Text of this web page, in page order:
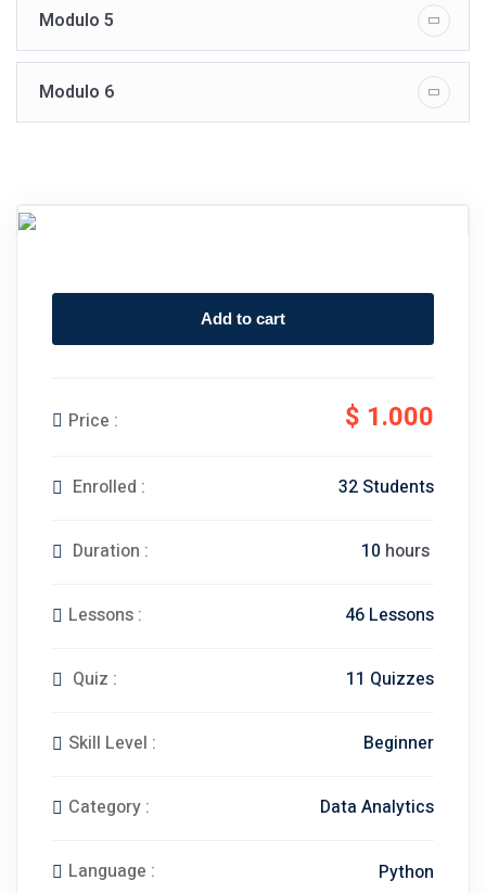
Modulo 5
Modulo 6
Add to cart
Price : $ 1.000
Enrolled : 32 Students
Duration : 10 hours
Lessons : 46 Lessons
Quiz : 11 Quizzes
Skill Level : Beginner
Category : Data Analytics
Language : Python